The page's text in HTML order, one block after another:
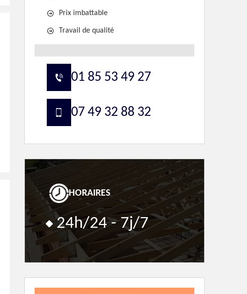
Prix imbattable
Travail de qualité
01 85 53 49 27
07 49 32 88 32
HORAIRES
24h/24 - 7j/7